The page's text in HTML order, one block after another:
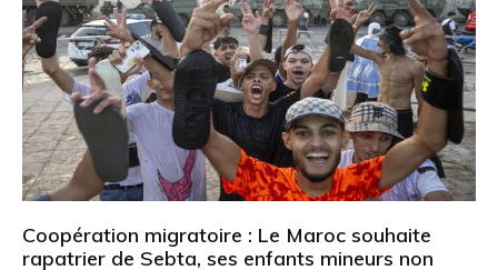
Coopération migratoire : Le Maroc souhaite
rapatrier de Sebta, ses enfants mineurs non